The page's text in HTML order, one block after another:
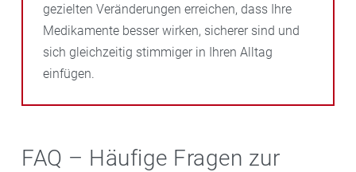
gezielten Veränderungen erreichen, dass Ihre
Medikamente besser wirken, sicherer sind und
sich gleichzeitig stimmiger in Ihren Alltag
einfügen.
FAQ – Häufige Fragen zur